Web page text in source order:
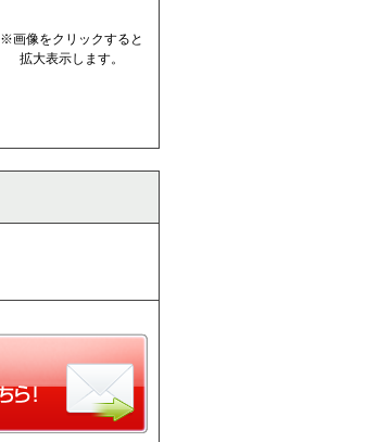
※画像をクリックすると
拡大表示します。